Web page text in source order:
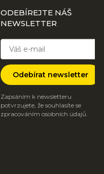
ODEBÍREJTE NÁŠ
NEWSLETTER
Odebírat newsletter
Zapsáním k newsletteru
potvrzujete, že souhlasíte se
zpracováním osobních údajů.